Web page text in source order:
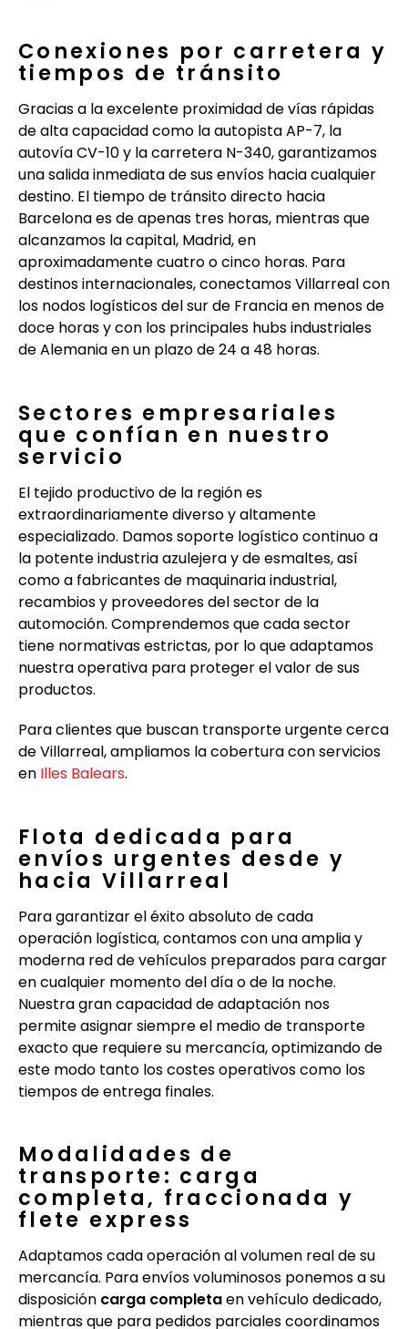
Conexiones por carretera y
tiempos de tránsito
Gracias a la excelente proximidad de vías rápidas
de alta capacidad como la autopista AP-7, la
autovía CV-10 y la carretera N-340, garantizamos
una salida inmediata de sus envíos hacia cualquier
destino. El tiempo de tránsito directo hacia
Barcelona es de apenas tres horas, mientras que
alcanzamos la capital, Madrid, en
aproximadamente cuatro o cinco horas. Para
destinos internacionales, conectamos Villarreal con
los nodos logísticos del sur de Francia en menos de
doce horas y con los principales hubs industriales
de Alemania en un plazo de 24 a 48 horas.
Sectores empresariales
que confían en nuestro
servicio
El tejido productivo de la región es
extraordinariamente diverso y altamente
especializado. Damos soporte logístico continuo a
la potente industria azulejera y de esmaltes, así
como a fabricantes de maquinaria industrial,
recambios y proveedores del sector de la
automoción. Comprendemos que cada sector
tiene normativas estrictas, por lo que adaptamos
nuestra operativa para proteger el valor de sus
productos.
Para clientes que buscan transporte urgente cerca
de Villarreal, ampliamos la cobertura con servicios
en Illes Balears.
Flota dedicada para
envíos urgentes desde y
hacia Villarreal
Para garantizar el éxito absoluto de cada
operación logística, contamos con una amplia y
moderna red de vehículos preparados para cargar
en cualquier momento del día o de la noche.
Nuestra gran capacidad de adaptación nos
permite asignar siempre el medio de transporte
exacto que requiere su mercancía, optimizando de
este modo tanto los costes operativos como los
tiempos de entrega finales.
Modalidades de
transporte: carga
completa, fraccionada y
flete express
Adaptamos cada operación al volumen real de su
mercancía. Para envíos voluminosos ponemos a su
disposición carga completaen vehículo dedicado,
mientras que para pedidos parciales coordinamos